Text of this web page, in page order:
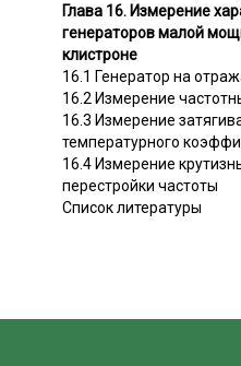
Глава 16. Измерение
генераторов малой
клистроне
16.1 Генератор на
16.2 Измерение
16.3 Измерение
температурного
16.4 Измерение
перестройки частоты
Список литературы